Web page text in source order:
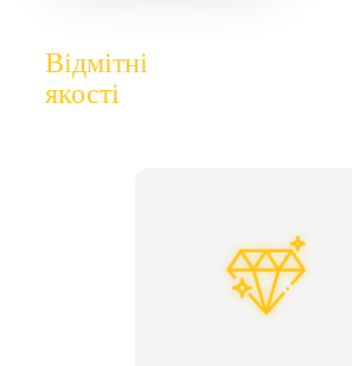
Відмітні
якості